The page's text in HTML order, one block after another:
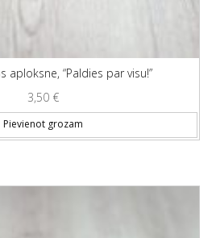
aploksne, “Paldies par visu!”
3,50 €
Pievienot grozam